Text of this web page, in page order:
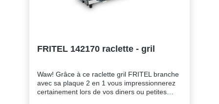
FRITEL 142170 raclette - gril
Waw! Grâce à ce raclette gril FRITEL branche
avec sa plaque 2 en 1 vous impressionnerez
certainement lors de vos diners ou petites